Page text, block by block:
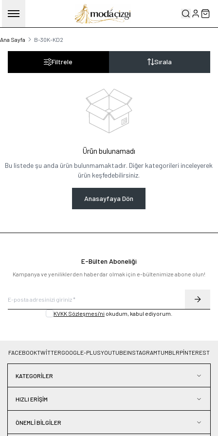
HESABIM
Ana Sayfa B-30K-KD2
Filtrele Sırala
Ürün bulunamadı
Bu listede şu anda ürün bulunmamaktadır. Diğer kategorileri inceleyerek
ürün keşfedebilirsiniz.
Anasayfaya Dön
E-Bülten Aboneliği
Kampanya ve yeniliklerden haberdar olmak için e-bültenimize abone olun!
KVKK Sözleşmesi'ni okudum, kabul ediyorum.
FACEBOOKTWITTERGOOGLE-PLUSYOUTUBEINSTAGRAMTUMBLRPINTEREST
KATEGORILER
HIZLI ERIŞIM
ÖNEMLI BILGILER